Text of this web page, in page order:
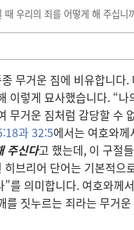
때 우리의 죄를 어떻게 해 주십니
무거운 짐에 비유합니다.
이렇게 묘사했습니다. “나
무거운 짐처럼 감당할 수
과32:5에서는 여호와께
주신다고 했는데, 이 구절
브리어 단어는 기본적으
를 의미합니다. 여호와께
를 짓누르는 죄라는 무거